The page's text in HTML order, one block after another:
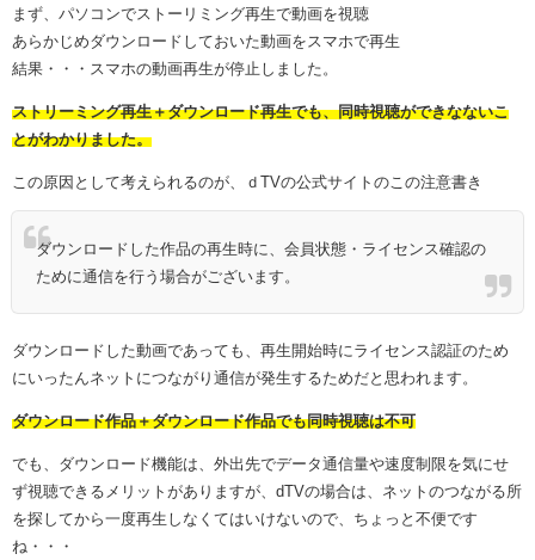
まず、パソコンでストーリミング再生で動画を視聴
あらかじめダウンロードしておいた動画をスマホで再生
結果・・・スマホの動画再生が停止しました。
ストリーミング再生＋ダウンロード再生でも、同時視聴ができなないこ
とがわかりました。
この原因として考えられるのが、ｄTVの公式サイトのこの注意書き
ダウンロードした作品の再生時に、会員状態・ライセンス確認の
ために通信を行う場合がございます。
ダウンロードした動画であっても、再生開始時にライセンス認証のため
にいったんネットにつながり通信が発生するためだと思われます。
ダウンロード作品＋ダウンロード作品でも同時視聴は不可
でも、ダウンロード機能は、外出先でデータ通信量や速度制限を気にせ
ず視聴できるメリットがありますが、dTVの場合は、ネットのつながる所
を探してから一度再生しなくてはいけないので、ちょっと不便です
ね・・・